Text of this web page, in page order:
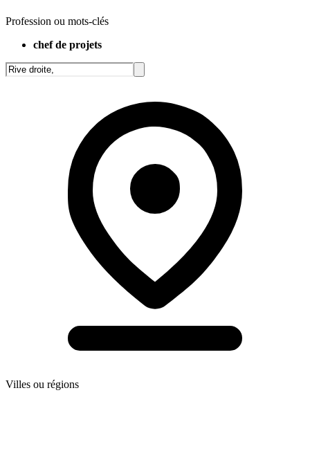
Profession ou mots-clés
chef de projets
Villes ou régions